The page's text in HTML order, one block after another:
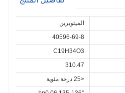
الميثوبرين
40596-69-8
C19H34O3
310.47
<25 درجة مئوية